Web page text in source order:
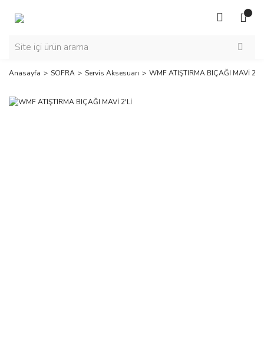
Anasayfa SOFRA Servis Aksesuarı WMF ATIŞTIRMA BIÇAĞI MAVİ 2'Lİ